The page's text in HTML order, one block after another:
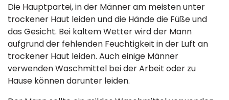
Die Hauptpartei, in der Männer am meisten unter
trockener Haut leiden und die Hände die Füße und
das Gesicht. Bei kaltem Wetter wird der Mann
aufgrund der fehlenden Feuchtigkeit in der Luft an
trockener Haut leiden. Auch einige Männer
verwenden Waschmittel bei der Arbeit oder zu
Hause können darunter leiden.